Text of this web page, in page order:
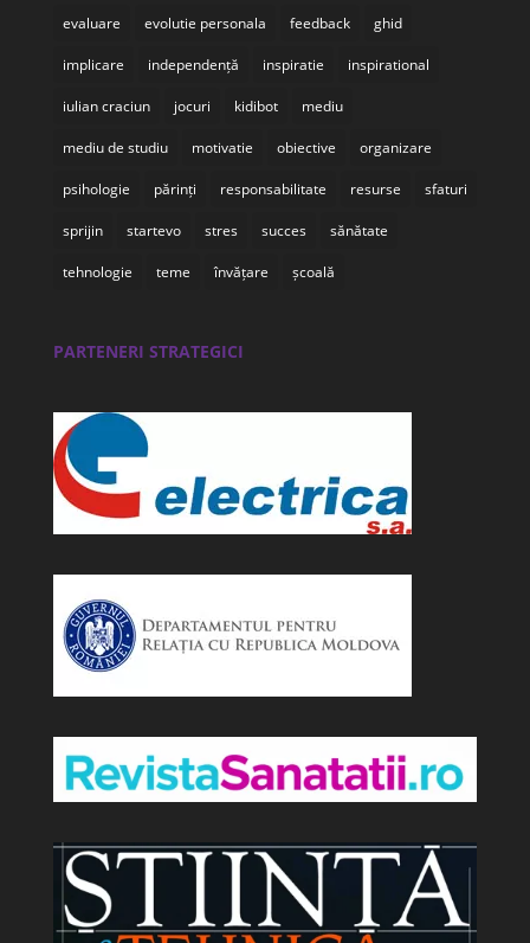
evaluare evolutie personala feedback ghid
implicare independență inspiratie inspirational
iulian craciun jocuri kidibot mediu
mediu de studiu motivatie obiective organizare
psihologie părinți responsabilitate resurse sfaturi
sprijin startevo stres succes sănătate
tehnologie teme învățare școală
PARTENERI STRATEGICI